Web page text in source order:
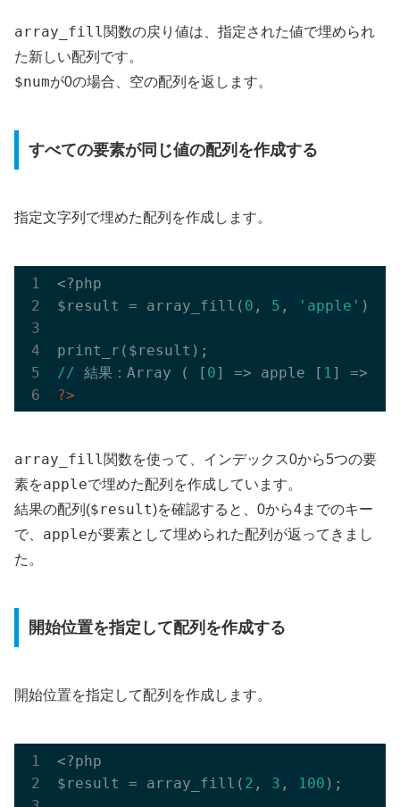
array_fill関数の戻り値は、指定された値で埋められ
た新しい配列です。
$numが0の場合、空の配列を返します。
すべての要素が同じ値の配列を作成する
指定文字列で埋めた配列を作成します。
<?php
$result = array_fill( 0 , 5 , 'apple' );
//
結果：Array ( [ 0] => apple [ 1 ] =>
?>
array_fill関数を使って、インデックス0から5つの要
素をappleで埋めた配列を作成しています。
結果の配列($result)を確認すると、0から4までのキー
で、 appleが要素として埋められた配列が返ってきまし
た。
開始位置を指定して配列を作成する
開始位置を指定して配列を作成します。
<?php
$result = array_fill( 2 , 3 , 100 );